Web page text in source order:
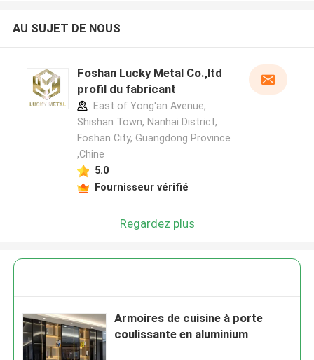
AU SUJET DE NOUS
Foshan Lucky Metal Co.,ltd
profil du fabricant
East of Yong'an Avenue,
Shishan Town, Nanhai District,
Foshan City, Guangdong Province
,Chine
5.0
Fournisseur vérifié
Regardez plus
Armoires de cuisine à porte
coulissante en aluminium